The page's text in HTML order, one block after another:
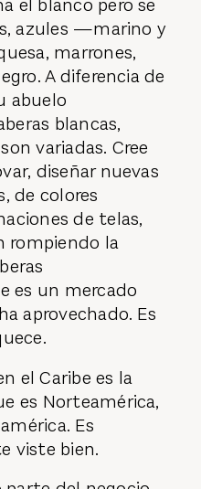
el blanco pero se
azules —marino y
marrones,
A diferencia de
abuelo
blancas,
variadas. Cree
diseñar nuevas
de colores
de telas,
rompiendo la
es un mercado
aprovechado. Es
el Caribe es la
es Norteamérica,
Es
viste bien.